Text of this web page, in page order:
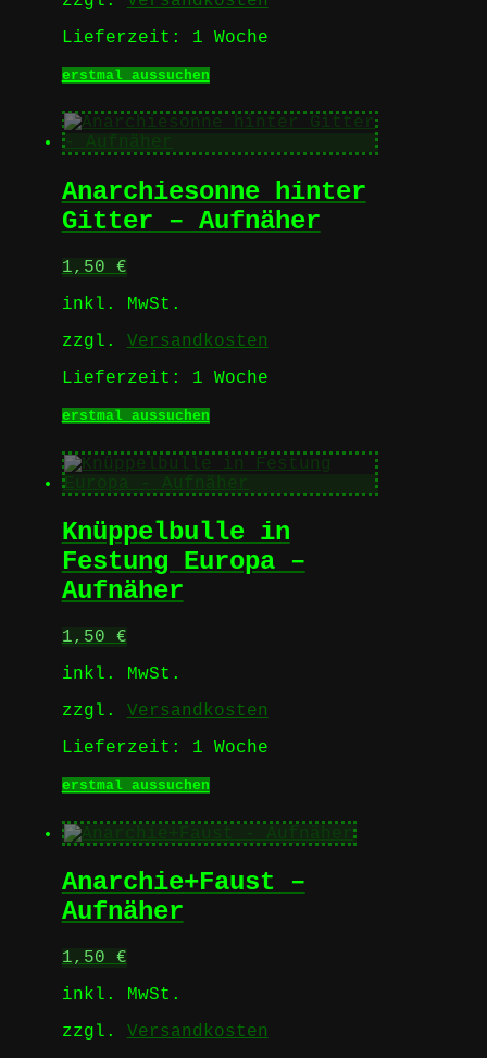
werden
Lieferzeit: 1 Woche
erstmal aussuchenDieses
weist
mehrere
Varianten
Die
Optionen
können
Anarchiesonne hinter
Gitter – Aufnäher
1,50 €
inkl. MwSt.
zzgl. Versandkosten
Lieferzeit: 1 Woche
erstmal aussuchenDieses
weist
mehrere
Varianten
Die
Optionen
können
Knüppelbulle in
Festung Europa –
Aufnäher
1,50 €
inkl. MwSt.
zzgl. Versandkosten
Lieferzeit: 1 Woche
erstmal aussuchenDieses
weist
mehrere
auf.
werden
Anarchie+Faust –
Aufnäher
1,50 €
inkl. MwSt.
zzgl. Versandkosten